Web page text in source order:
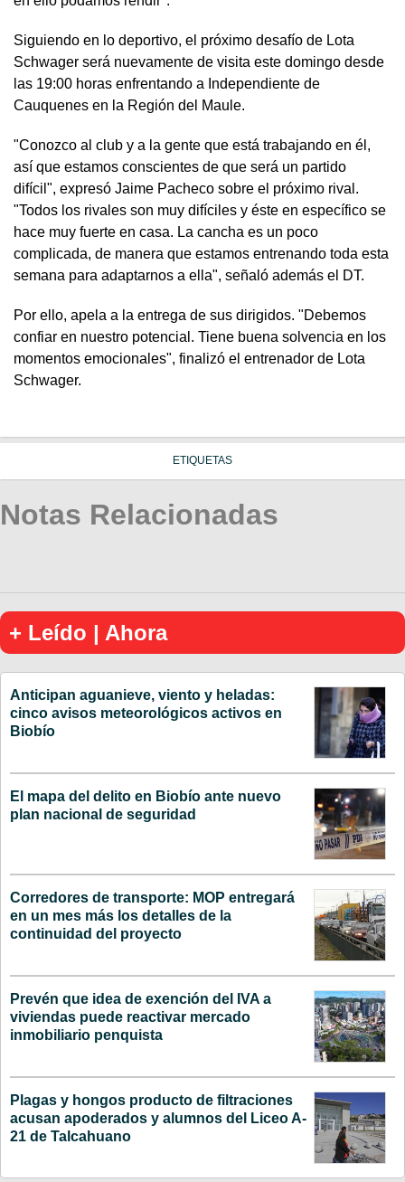
Siguiendo en lo deportivo, el próximo desafío de Lota
Schwager será nuevamente de visita este domingo desde
las 19:00 horas enfrentando a Independiente de
Cauquenes en la Región del Maule.
"Conozco al club y a la gente que está trabajando en él,
así que estamos conscientes de que será un partido
difícil", expresó Jaime Pacheco sobre el próximo rival.
"Todos los rivales son muy difíciles y éste en específico se
hace muy fuerte en casa. La cancha es un poco
complicada, de manera que estamos entrenando toda esta
semana para adaptarnos a ella", señaló además el DT.
Por ello, apela a la entrega de sus dirigidos. "Debemos
confiar en nuestro potencial. Tiene buena solvencia en los
momentos emocionales", finalizó el entrenador de Lota
Schwager.
ETIQUETAS
Notas Relacionadas
+ Leído | Ahora
Anticipan aguanieve, viento y heladas:
cinco avisos meteorológicos activos en
Biobío
El mapa del delito en Biobío ante nuevo
plan nacional de seguridad
Corredores de transporte: MOP entregará
en un mes más los detalles de la
continuidad del proyecto
Prevén que idea de exención del IVA a
viviendas puede reactivar mercado
inmobiliario penquista
Plagas y hongos producto de filtraciones
acusan apoderados y alumnos del Liceo A-
21 de Talcahuano